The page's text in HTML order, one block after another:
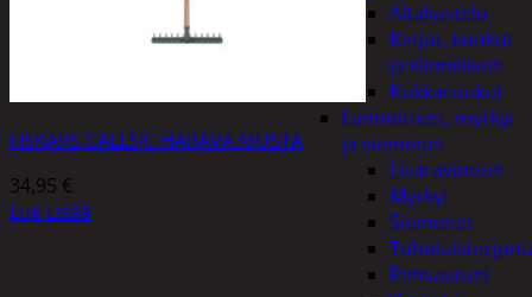
Altakastelu
Ketjut, koukut
ja kiinnikkeet
Kukkaruukut
Lannoitteet, myrkyt
ja siemenet
Lisäravinteet
Myrkyt
Siemenet
Pensastuet
FISKARS CALLSIC HARAVA MUSTA
34,95 €
Lue Lisää